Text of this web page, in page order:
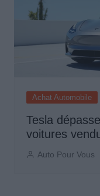
Achat Automobile
Tesla
voitures
Auto Pour Vous